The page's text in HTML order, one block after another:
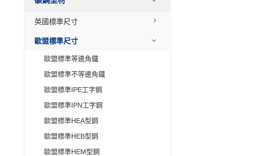
英國標準尺寸
歐盟標準尺寸
歐盟標準等邊角鐵
歐盟標準不等邊角鐵
歐盟標準IPE工字鋼
歐盟標準IPN工字鋼
歐盟標準HEA型鋼
歐盟標準HEB型鋼
歐盟標準HEM型鋼